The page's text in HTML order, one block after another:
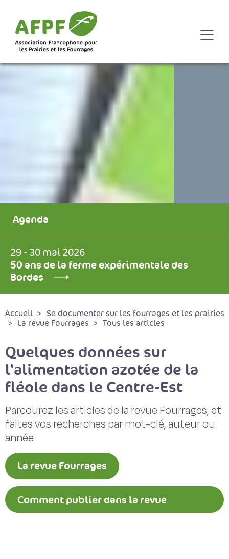
Agenda
29 - 30 mai 2026
50 ans de la ferme expérimentale des
Bordes
Accueil
Se documenter sur les fourrages et les prairies
La revue Fourrages
Tous les articles
Quelques données sur
l'alimentation azotée de la
fléole dans le Centre-Est
Parcourez les articles de la revue Fourrages, et
faites vos recherches par mot-clé, auteur ou
année
La revue Fourrages
Comment publier dans la revue